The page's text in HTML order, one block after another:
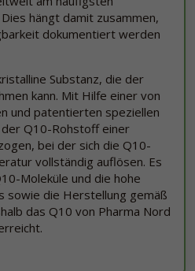
hängt damit zusammen,
dokumentiert werden
Substanz, die der
kann. Mit Hilfe einer von
und patentierten speziellen
Q10-Rohstoff einer
bei der sich die Q10-
vollständig auflösen. Es
Moleküle und die hohe
sowie die Herstellung gemäß
das Q10 von Pharma Nord